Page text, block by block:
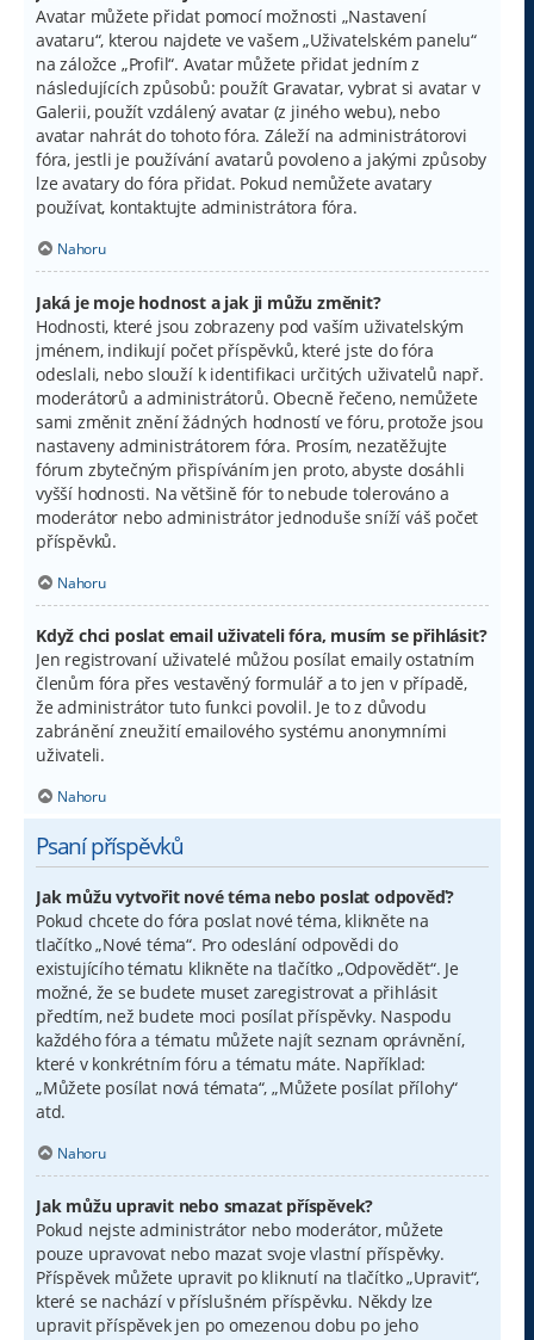
Avatar můžete přidat pomocí možnosti „Nastavení
avataru“, kterou najdete ve vašem „Uživatelském panelu“
na záložce „Profil“. Avatar můžete přidat jedním z
následujících způsobů: použít Gravatar, vybrat si avatar v
Galerii, použít vzdálený avatar (z jiného webu), nebo
avatar nahrát do tohoto fóra. Záleží na administrátorovi
fóra, jestli je používání avatarů povoleno a jakými způsoby
lze avatary do fóra přidat. Pokud nemůžete avatary
používat, kontaktujte administrátora fóra.
Nahoru
Jaká je moje hodnost a jak ji můžu změnit?
Hodnosti, které jsou zobrazeny pod vaším uživatelským
jménem, indikují počet příspěvků, které jste do fóra
odeslali, nebo slouží k identifikaci určitých uživatelů např.
moderátorů a administrátorů. Obecně řečeno, nemůžete
sami změnit znění žádných hodností ve fóru, protože jsou
nastaveny administrátorem fóra. Prosím, nezatěžujte
fórum zbytečným přispíváním jen proto, abyste dosáhli
vyšší hodnosti. Na většině fór to nebude tolerováno a
moderátor nebo administrátor jednoduše sníží váš počet
příspěvků.
Nahoru
Když chci poslat email uživateli fóra, musím se přihlásit?
Jen registrovaní uživatelé můžou posílat emaily ostatním
členům fóra přes vestavěný formulář a to jen v případě,
že administrátor tuto funkci povolil. Je to z důvodu
zabránění zneužití emailového systému anonymními
uživateli.
Nahoru
Psaní příspěvků
Jak můžu vytvořit nové téma nebo poslat odpověď?
Pokud chcete do fóra poslat nové téma, klikněte na
tlačítko „Nové téma“. Pro odeslání odpovědi do
existujícího tématu klikněte na tlačítko „Odpovědět“. Je
možné, že se budete muset zaregistrovat a přihlásit
předtím, než budete moci posílat příspěvky. Naspodu
každého fóra a tématu můžete najít seznam oprávnění,
které v konkrétním fóru a tématu máte. Například:
„Můžete posílat nová témata“, „Můžete posílat přílohy“
atd.
Nahoru
Jak můžu upravit nebo smazat příspěvek?
Pokud nejste administrátor nebo moderátor, můžete
pouze upravovat nebo mazat svoje vlastní příspěvky.
Příspěvek můžete upravit po kliknutí na tlačítko „Upravit“,
které se nachází v příslušném příspěvku. Někdy lze
upravit příspěvek jen po omezenou dobu po jeho